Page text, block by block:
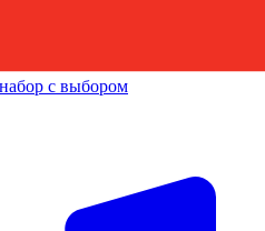
с выбором